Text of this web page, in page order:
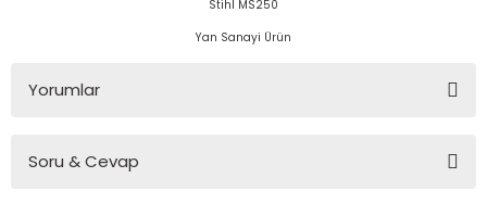
Stihl MS250
Yan Sanayi Ürün
Yorumlar
Soru & Cevap